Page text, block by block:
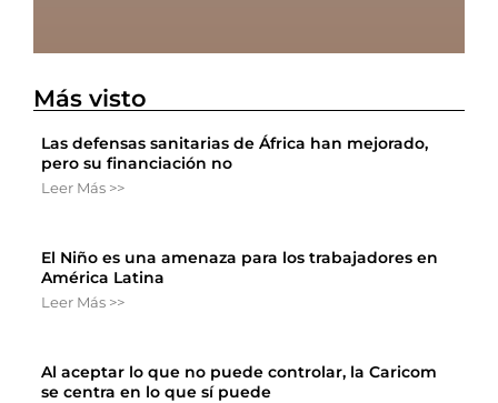
Más visto
Las defensas sanitarias de África han mejorado,
pero su financiación no
Leer Más >>
El Niño es una amenaza para los trabajadores en
América Latina
Leer Más >>
Al aceptar lo que no puede controlar, la Caricom
se centra en lo que sí puede